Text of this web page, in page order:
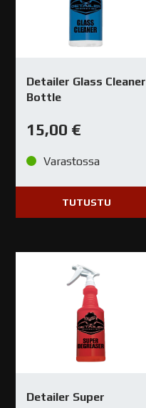
Detailer Glass Cleaner
Bottle
15,00 €
Varastossa
TUTUSTU
Detailer Super